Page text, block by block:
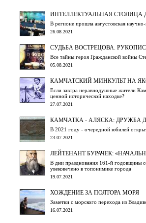
ИНТЕЛЛЕКТУАЛЬНАЯ СТОЛИЦА
В регионе прошла августовская
26.08.2021
СУДЬБА ВОСТРЕЦОВА.
Все тайны героя Гражданской войны
05.08.2021
КАМЧАТСКИЙ МИНКУЛЬТ НА
Если завтра неравнодушные жители
ценной исторической находке?
27.07.2021
КАМЧАТКА - АЛЯСКА: ДРУЖБА
В 2021 году - очередной юбилей
23.07.2021
ЛЕЙТЕНАНТ БУРАЧЕК:
В дни празднования 161-й годовщины
увековечено в топонимике города
19.07.2021
ХОЖДЕНИЕ ЗА ПОЛТОРА МОРЯ
Заметки с морского перехода из
16.07.2021